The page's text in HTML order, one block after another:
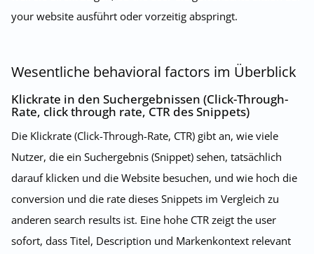
your website ausführt oder vorzeitig abspringt.
Wesentliche behavioral factors im Überblick
Klickrate in den Suchergebnissen (Click-Through-
Rate, click through rate, CTR des Snippets)
Die Klickrate (Click-Through-Rate, CTR) gibt an, wie viele
Nutzer, die ein Suchergebnis (Snippet) sehen, tatsächlich
darauf klicken und die Website besuchen, und wie hoch die
conversion und die rate dieses Snippets im Vergleich zu
anderen search results ist. Eine hohe CTR zeigt the user
sofort, dass Titel, Description und Markenkontext relevant